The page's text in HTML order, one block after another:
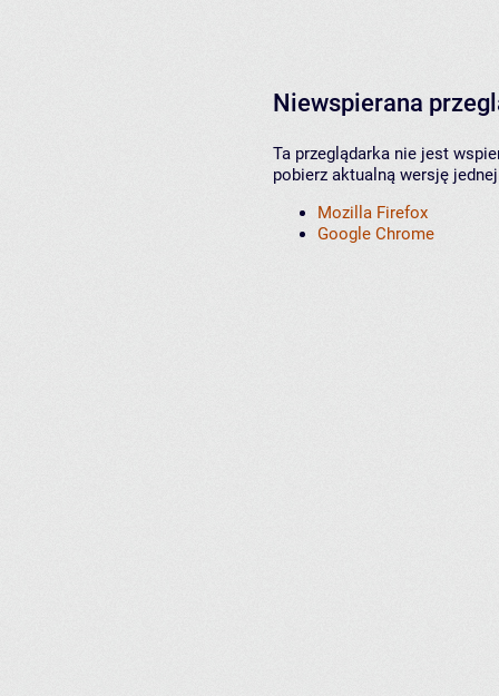
Niewspierana
Ta przeglądarka nie jest
pobierz aktualną wersję
Mozilla Firefox
Google Chrome